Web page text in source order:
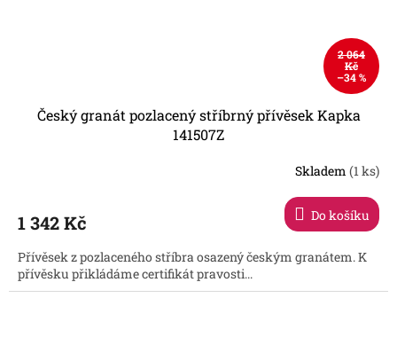
2 064
Kč
–34 %
Český granát pozlacený stříbrný přívěsek Kapka
141507Z
Skladem (1 ks)
1 342 Kč Do košíku
Přívěsek z pozlaceného stříbra osazený českým granátem. K
přívěsku přikládáme certifikát pravosti...